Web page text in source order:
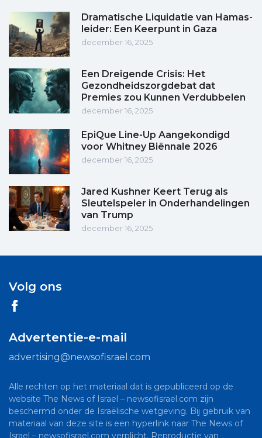
Dramatische Liquidatie van Hamas-
leider: Een Keerpunt in Gaza
december 16, 2025
Een Dreigende Crisis: Het
Gezondheidszorgdebat dat
Premies zou Kunnen Verdubbelen
december 16, 2025
EpiQue Line-Up Aangekondigd
voor Whitney Biënnale 2026
december 16, 2025
Jared Kushner Keert Terug als
Sleutelspeler in Onderhandelingen
van Trump
december 16, 2025
Volg ons
Advertentie-e-mail
advertising@newsofisrael.com
Alle rechten op het materiaal dat is gepubliceerd op de
website The News of Israel – newsofisrael.com zijn
beschermd onder de Israëlische wetgeving. Bij gebruik van
materiaal van deze site is een hyperlink naar The News of
Israel – newsofisrael.com verplicht. Reproductie van